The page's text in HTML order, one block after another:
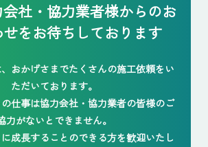
社・協力業者様からのお
をお待ちしております
おかげさまでたくさんの施工依頼をい
ただいております。
仕事は協力会社・協力業者の皆様のご
力がないとできません。
成長することのできる方を歓迎いたし